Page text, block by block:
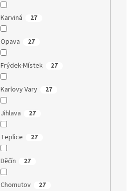
Karviná 27
Opava 27
Frýdek-Místek 27
Karlovy Vary 27
Jihlava 27
Teplice 27
Děčín 27
Chomutov 27